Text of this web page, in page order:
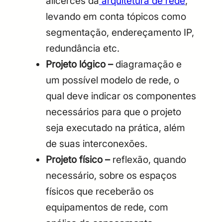
levando em conta tópicos como
segmentação, endereçamento IP,
redundância etc.
Projeto lógico –diagramação e
um possível modelo de rede, o
qual deve indicar os componentes
necessários para que o projeto
seja executado na prática, além
de suas interconexões.
Projeto físico – reflexão, quando
necessário, sobre os espaços
físicos que receberão os
equipamentos de rede, com